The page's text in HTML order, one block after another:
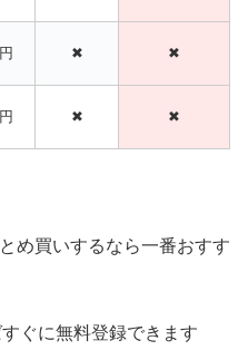
✖ ✖
✖ ✖
め買いするなら一番おすす
ぐに無料登録できます